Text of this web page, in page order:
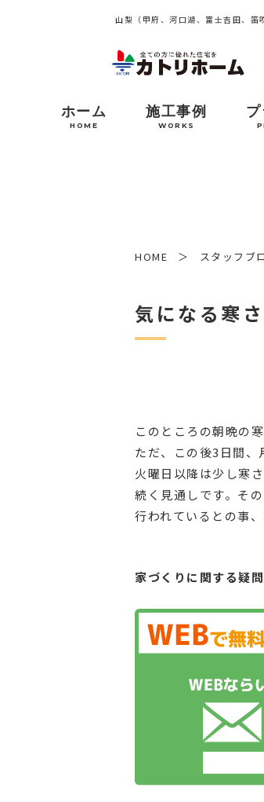
山梨（甲府、河口湖、富士吉田、
ホーム
HOME
施工事例
WORKS
HOME スタッフブ
気になる寒
このところの朝晩の
ただ、この後3日間
火曜日以降は少し寒
続く見通しです。そ
行われているとの事
家づくりに関する疑問